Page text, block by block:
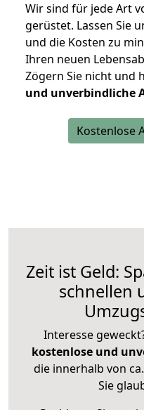
Wir sind für jede Art
gerüstet. Lassen Sie
und die Kosten zu
Ihren neuen
Zögern Sie nicht und
und unverbindliche
Kostenlose
Zeit ist Geld:
schnellen
Interesse
kostenlose und
die innerhalb von
Sie